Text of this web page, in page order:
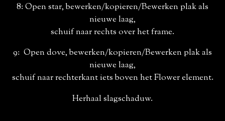
8: Open star, bewerken/kopieren/Bewerken plak als
nieuwe laag,
schuif naar rechts over het frame.
9: Open dove, bewerken/kopieren/Bewerken plak als
nieuwe laag,
schuif naar rechterkant iets boven het Flower element.
Herhaal slagschaduw.